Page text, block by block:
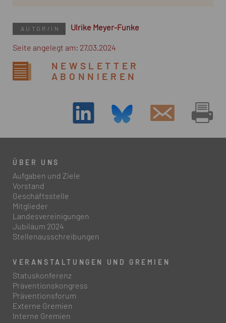
AUTOR/IN Ulrike Meyer-Funke
Seite angelegt am: 27.03.2024
NEWSLETTER
ABONNIEREN
ÜBER UNS
Aufgaben und Ziele
Vorstand
Geschäftsstelle
Mitglieder
Landesvereinigungen
Jubiläum 2024
Stellenausschreibungen
VERANSTALTUNGEN UND GREMIEN
Statuskonferenz
Präventionskongress
Präventionsforum
Externe Gremien
Interne Gremien